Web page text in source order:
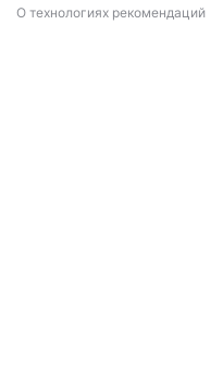
О технологиях рекомендаций